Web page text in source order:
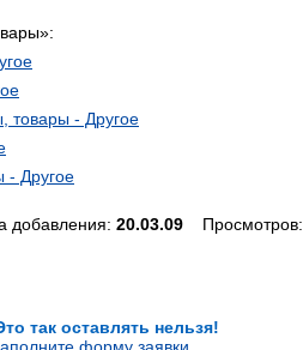
товары - Другое
- Другое
20.03.09 Просмотров:
так оставлять нельзя!